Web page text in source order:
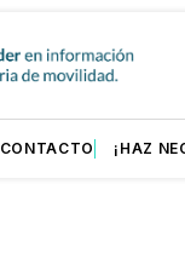
CONTACTO ¡HAZ